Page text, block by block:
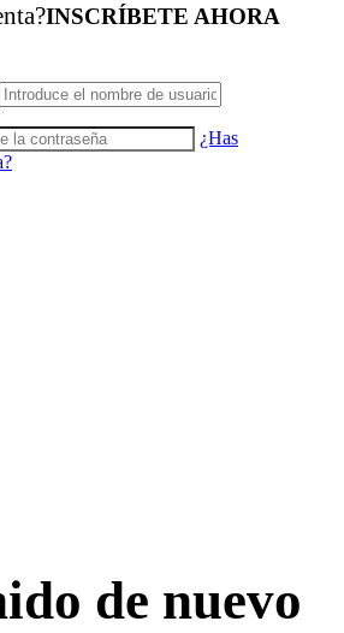
INSCRÍBETE AHORA
¿Has
de nuevo